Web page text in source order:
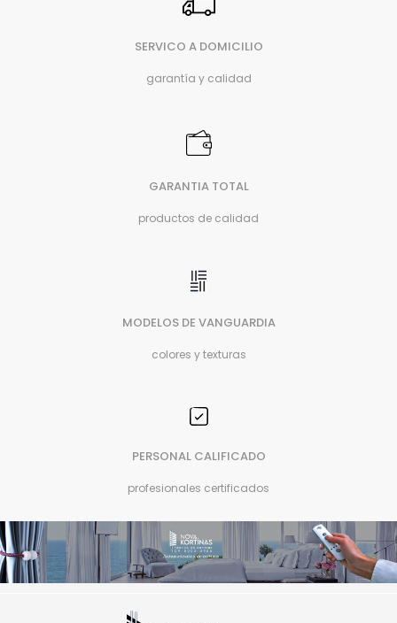
SERVICO A DOMICILIO
garantía y calidad
GARANTIA TOTAL
productos de calidad
MODELOS DE VANGUARDIA
colores y texturas
PERSONAL CALIFICADO
profesionales certificados